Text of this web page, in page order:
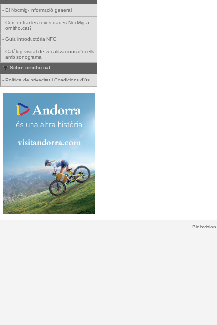
- El Nocmig- informació general
- Com entrar les teves dades NocMig a
ornitho.cat?
- Guia introductòria NFC
- Catàleg visual de vocalitzacions d'ocells
amb sonograma
Sobre ornitho.cat
- Política de privacitat i Condicions d'ús
Biolovision